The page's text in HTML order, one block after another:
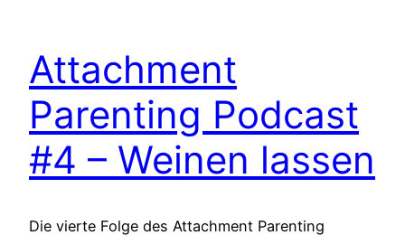
Attachment
Parenting Podcast
#4 – Weinen lassen
Die vierte Folge des Attachment Parenting